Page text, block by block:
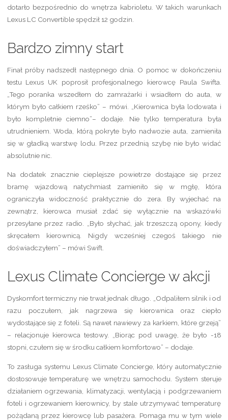
dotarło bezpośrednio do wnętrza kabrioletu. W takich warunkach
Lexus LC Convertible spędził 12 godzin.
Bardzo zimny start
Finał próby nadszedł następnego dnia. O pomoc w dokończeniu
testu Lexus UK poprosił profesjonalnego kierowcę Paula Swifta.
„Tego poranka wszedłem do zamrażarki i wsiadłem do auta, w
którym było całkiem rześko” – mówi. „Kierownica była lodowata i
było kompletnie ciemno”– dodaje. Nie tylko temperatura była
utrudnieniem. Woda, którą pokryte było nadwozie auta, zamieniła
się w gładką warstwę lodu. Przez przednią szybę nie było widać
absolutnie nic.
Na dodatek znacznie cieplejsze powietrze dostające się przez
bramę wjazdową natychmiast zamieniło się w mgłę, która
ograniczyła widoczność praktycznie do zera. By wyjechać na
zewnątrz, kierowca musiał zdać się wyłącznie na wskazówki
przesyłane przez radio. „Było słychać, jak trzeszczą opony, kiedy
skręcałem kierownicą. Nigdy wcześniej czegoś takiego nie
doświadczyłem” – mówi Swift.
Lexus Climate Concierge w akcji
Dyskomfort termiczny nie trwał jednak długo. „Odpaliłem silnik i od
razu poczułem, jak nagrzewa się kierownica oraz ciepło
wydostające się z foteli. Są nawet nawiewy za karkiem, które grzeją”
– relacjonuje kierowca testowy. „Biorąc pod uwagę, że było -18
stopni, czułem się w środku całkiem komfortowo” – dodaje.
To zasługa systemu Lexus Climate Concierge, który automatycznie
dostosowuje temperaturę we wnętrzu samochodu. System steruje
działaniem ogrzewania, klimatyzacji, wentylacją i podgrzewaniem
foteli i ogrzewaniem kierownicy, by stale utrzymywać temperaturę
pożądaną przez kierowcę lub pasażera. Pomaga mu w tym wiele